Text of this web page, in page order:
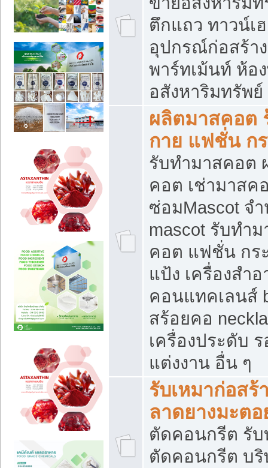
ตึกแถว ทาวน์เ
อุปกรณ์ก่อสร้า
พาร์ทเม้นท์ ห้อ
อสังหาริมทรัพ
ผลิตมาสคอต
กาย แฟชั่น กร
รับทำมาสคอต
คอต เช่ามาสค
ซ่อมMascot จ
mascot รับทำ
คอต แฟชั่น กระ
แป้ง เครื่องสำ
คอนแทคเลนส์
สร้อยคอ
เครื่องประดับ ร
แต่งงาน อื่น ๆ
รับเหมาก่อส
ลาดยางมะต
ตัดคอนกรีต รับ
ตัดคอนกรีต บริ